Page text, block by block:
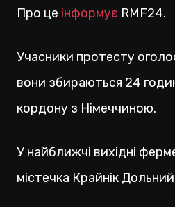
Про це інформує RMF24.
Учасники протесту
вони збираються 24
кордону з Німеччиною.
У найближчі вихідні
містечка Крайнік